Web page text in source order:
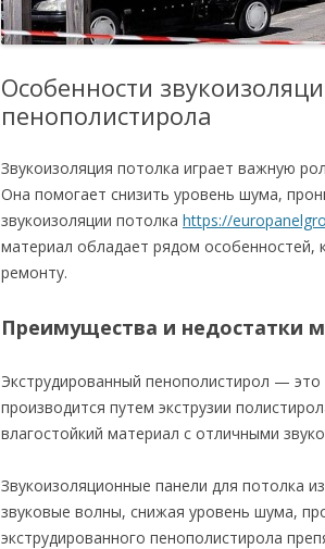
Особенности
пенополистирола
Звукоизоляция потолка играет важную
Она помогает снизить уровень шума,
звукоизоляции потолка https://
материал обладает рядом
ремонту.
Преимущества и недостатки
Экструдированный пенополистирол —
производится путем экструзии
влагостойкий материал с отличными
Звукоизоляционные панели для потолка
звуковые волны, снижая уровень шума,
экструдированного пенополистирола